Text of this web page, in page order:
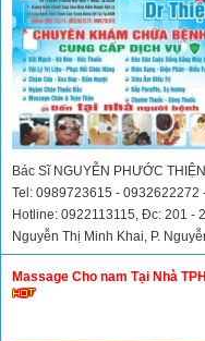
Bác Sĩ NGUYỄN PHƯỚC
Tel: 0989723615 - 0932622272
Hotline: 0922113115, Ðc: 201 -
Nguyễn Thị Minh Khai, P.
Cư Trinh, Quận 1, TPHCM.
Massage Cho nam Tại Nhà